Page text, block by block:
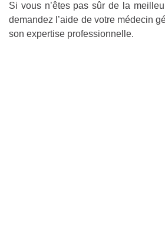
Si vous n’êtes pas sûr de la
demandez l’aide de votre médecin
son expertise professionnelle.